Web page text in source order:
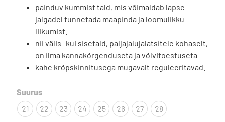
painduv kummist tald, mis võimaldab lapse
jalgadel tunnetada maapinda ja loomulikku
liikumist.
nii välis- kui sisetald, paljajalujalatsitele kohaselt,
on ilma kannakõrgenduseta ja võlvitoestuseta
kahe krõpskinnitusega mugavalt reguleeritavad.
Suurus
21 22 23 24 25 26 27 28